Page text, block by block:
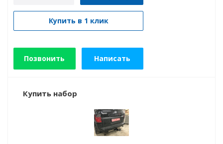
Купить в 1 клик
Позвонить Написать
Купить набор